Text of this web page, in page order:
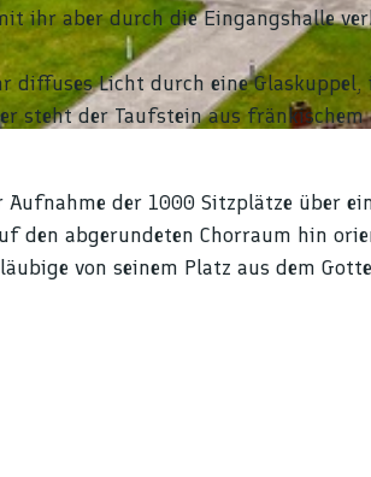
ihr aber durch die Eingangshalle
diffuses Licht durch eine
steht der Taufstein aus
der 1000 Sitzplätze über
den abgerundeten Chorraum hin
von seinem Platz aus dem